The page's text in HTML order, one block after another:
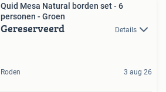
Quid Mesa Natural borden set - 6
personen - Groen
Gereserveerd Details
Roden 3 aug 26